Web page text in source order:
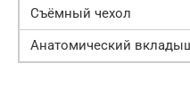
Съёмный чехол
Анатомический